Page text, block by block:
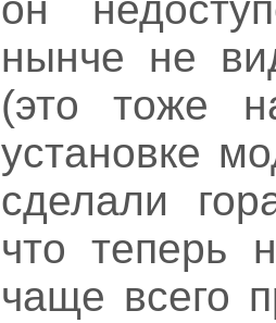
нынче не
(это тоже
установке
сделали
что теперь
чаще всего